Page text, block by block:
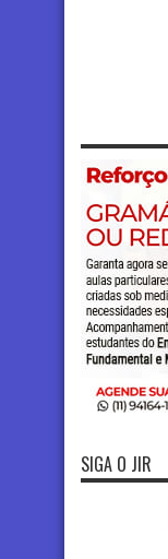
SIGA O JIR